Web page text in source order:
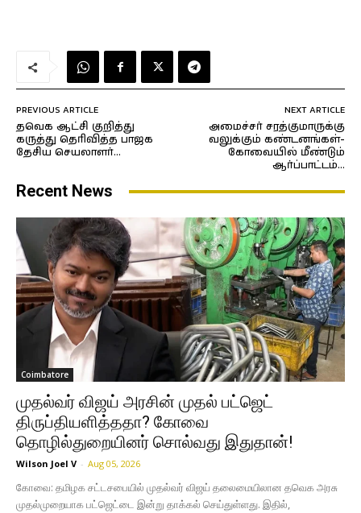
PREVIOUS ARTICLE
தவெக ஆட்சி குறித்து
கருத்து தெரிவித்த பாஜக
தேசிய செயலாளர்…
NEXT ARTICLE
அமைச்சர் சரத்குமாருக்கு
வலுக்கும் கண்டனங்கள்-
கோவையில் மீண்டும்
ஆர்ப்பாட்டம்…
Recent News
Coimbatore
முதல்வர் விஜய் அரசின் முதல் பட்ஜெட்
திருப்தியளித்ததா? கோவை
தொழில்துறையினர் சொல்வது இதுதான்!
Wilson Joel V - Aug 05, 2026
கோவை: தமிழக சட்டசபையில் முதல்வர் விஜய் தலைமையிலான தவெக அரசு
முதல்முறையாக பட்ஜெட்டை இன்று தாக்கல் செய்துள்ளது. இதில்,